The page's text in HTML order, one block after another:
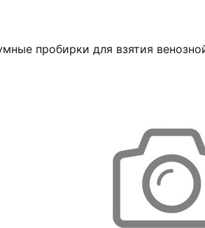
пробирки для взятия